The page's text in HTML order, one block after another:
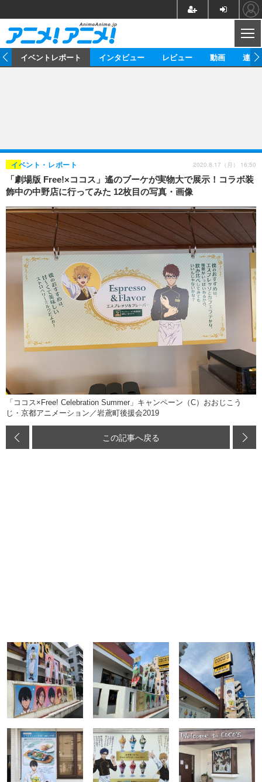
ゲーム グッズ
海外イベント ビジネス
俳優・タレント アーティスト
ビジネス
アニメ 実写
書評 イベント
ゲーム 座談会
動画
アニメ 映画/ドラマ
アニメ！アニメ！TV ABEMA Cafe
連載・コラム
イベントレポート インタビュー レビュー 動画 連載
「劇場版 Free!×ココス」遙のブーケが実物大で展示！コラボ装
飾中の中野店に行ってみた 12枚目の写真・画像
イベント・レポート 2020.8.17（月） 16:50
「ココス×Free! Celebration Summer」キャンペーン（C）おおじこう
じ・京都アニメーション／岩鳶町後援会2019
この記事へ戻る